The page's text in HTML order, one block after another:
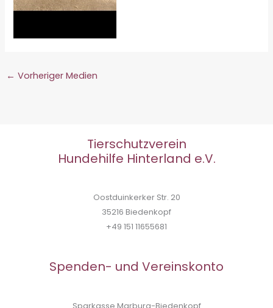
← Vorheriger Medien
Tierschutzverein
Hundehilfe Hinterland e.V.
Oostduinkerker Str. 20
35216 Biedenkopf
+49 151 11655681
Spenden- und Vereinskonto